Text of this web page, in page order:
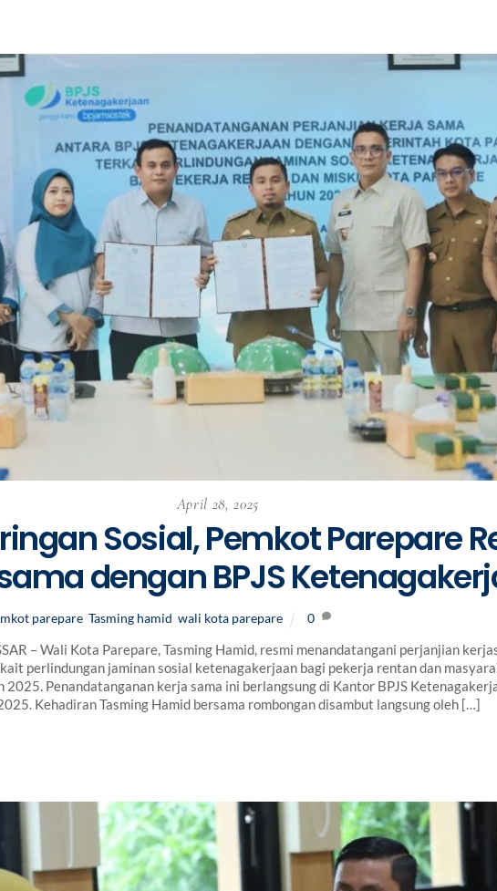
April 28, 2025
Sosial, Pemkot Parepare
dengan BPJS
parepare ,Tasming hamid ,wali kota parepare 0
– Wali Kota Parepare, Tasming Hamid, resmi menandatangani perjanjian
perlindungan jaminan sosial ketenagakerjaan bagi pekerja rentan dan
Penandatanganan kerja sama ini berlangsung di Kantor BPJS
Kehadiran Tasming Hamid bersama rombongan disambut langsung oleh […]